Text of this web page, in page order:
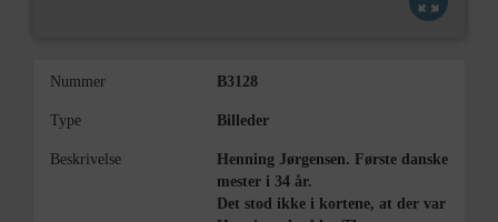
Nummer B3128
Type Billeder
Beskrivelse
Henning Jørgensen. Første danske
mester i 34 år.
Det stod ikke i kortene, at der var